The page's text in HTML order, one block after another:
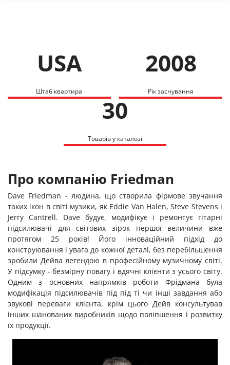
USA
Штаб квартира
2008
Рік заснування
30
Товарів у каталозі
Про компанію Friedman
Dave Friedman - людина, що створила фірмове звучання
таких ікон в світі музики, як Eddie Van Halen, Steve Stevens і
Jerry Cantrell. Dave будує, модифікує і ремонтує гітарні
підсилювачі для світових зірок першої величини вже
протягом 25 років! Його інноваційний підхід до
конструювання і увага до кожної деталі, без перебільшення
зробили Дейва легендою в професійному музичному світі.
У підсумку - безмірну повагу і вдячні клієнти з усього світу.
Одним з основних напрямків роботи Фрідмана була
модифікація підсилювачів під під ті чи інші завдання або
звукові переваги клієнта, крім цього Дейв консультував
інших шанованих виробників щодо поліпшення і розвитку
їх продукції.